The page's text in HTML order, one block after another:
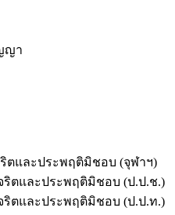
ญา
ริตและประพฤติมิชอบ (จุฬาฯ)
ริตและประพฤติมิชอบ (ป.ป.ช.)
ริตและประพฤติมิชอบ (ป.ป.ท.)